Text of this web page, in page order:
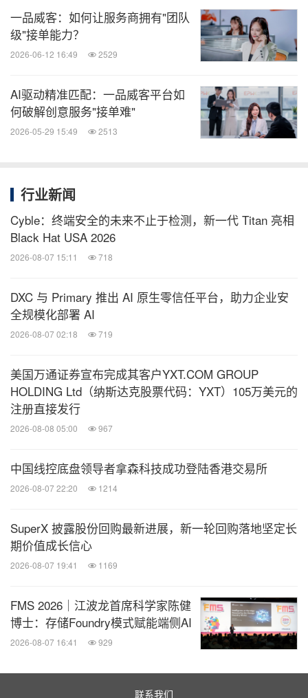
300项细分领域。在技术层面，一品威客先后获得
179项科技成果版权，其中137项软件著作权；申请
发明专利17项，获得9项专利授权。
在数据安全方面，"一刻有方"对用户输入数据实施脱
敏处理，所有数据通过SSL加密通道传输，仅向平台
技术主审备案。未经用户授权，一品威客平台不向第
对接等服务目前均为免费提供。此举旨在降低企业获
够无负担地迈出第一步。
回顾过去几年，AI对创意服务产业的改变正在经历三
个阶段：第一阶段是AI作为效率工具，辅助完成重复
流程；第三阶段是AI作为服务本身，直接向用户交付
可用的方案框架。"一刻有方"的推出，正是第三阶段
的典型呈现。
一品威客：如何让服务商拥有"团队
级"接单能力？
2026-06-12 16:49 2529
AI驱动精准匹配：一品威客平台如
何破解创意服务"接单难"
2026-05-29 15:49 2513
行业新闻
Cyble：终端安全的未来不止于检测，新一代 Titan 亮相
Black Hat USA 2026
2026-08-07 15:11 718
DXC 与 Primary 推出 AI 原生零信任平台，助力企业安
全规模化部署 AI
2026-08-07 02:18 719
美国万通证券宣布完成其客户YXT.COM GROUP
HOLDING Ltd（纳斯达克股票代码：YXT）105万美元的
注册直接发行
2026-08-08 05:00 967
中国线控底盘领导者拿森科技成功登陆香港交易所
2026-08-07 22:20 1214
SuperX 披露股份回购最新进展，新一轮回购落地坚定长
期价值成长信心
2026-08-07 19:41 1169
FMS 2026｜江波龙首席科学家陈健
博士：存储Foundry模式赋能端侧AI
2026-08-07 16:41 929
联系我们